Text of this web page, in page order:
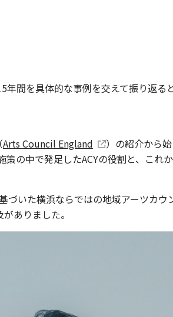
年間を具体的な事例を交えて振り返る
Arts Council England
）の紹介から
の中で発足したACYの役割と、これ
いた横浜ならではの地域アーツカウ
ありました。